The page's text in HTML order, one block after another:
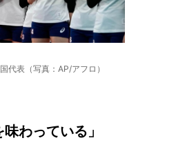
代表（写真：AP/アフロ）
わっている」